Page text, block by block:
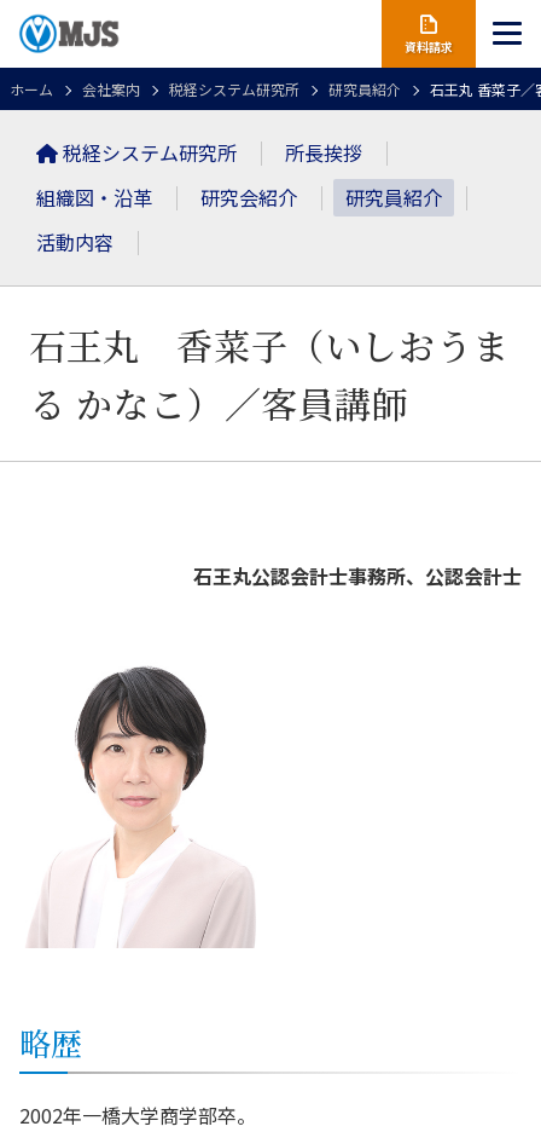
資料請求
ホーム 会社案内 税経システム研究所 研究員紹介 石王丸 香菜子／
税経システム研究所
所長挨拶
組織図・沿革
研究会紹介
研究員紹介
活動内容
石王丸 香菜子（いしおうま
る かなこ） ／客員講師
石王丸公認会計士事務所、公認会計士
略歴
2002年一橋大学商学部卒。